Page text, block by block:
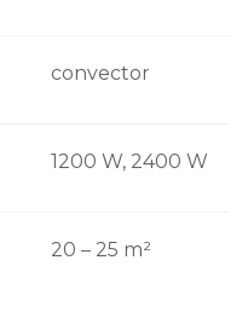
convector
1200 W, 2400 W
20 – 25 m²